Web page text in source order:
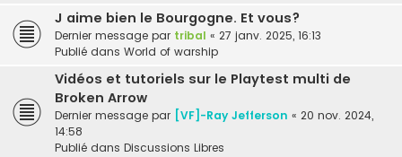
J aime bien le Bourgogne. Et vous?
Dernier message par tribal « 27 janv. 2025, 16:13
Publié dans World of warship
Vidéos et tutoriels sur le Playtest multi de
Broken Arrow
Dernier message par [VF]-Ray Jefferson « 20 nov. 2024,
14:58
Publié dans Discussions Libres